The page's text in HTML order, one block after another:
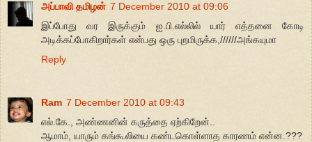
அப்பாவி தமிழன் 7 December 2010 at 09:06
இப்போது வர இருக்கும் ஐ.பி.எல்லில் யார் எத்தனை கோடி
அடிக்கப்போகிறார்கள் என்பது ஒரு புறமிருக்க,//////அங்கயுமா
Reply
Ram 7 December 2010 at 09:43
எல்.கே., அண்ணனின் கருத்தை ஏற்கிறேன்..
ஆமாம், யாரும் கங்கூலியை கண்டகொள்ளாத காரணம் என்ன.???